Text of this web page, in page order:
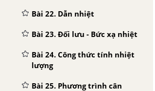
Bài 22. Dẫn nhiệt
Bài 23. Đối lưu - Bức xạ nhiệt
Bài 24. Công thức tính nhiệt
lượng
Bài 25. Phương trình cân